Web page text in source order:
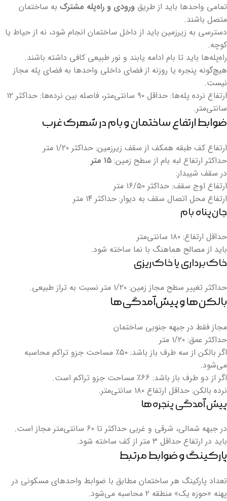
تمامی واحدها باید از طریق ورودی و راه‌پله مشترک به ساختمان
متصل باشند.
دسترسی به زیرزمین باید از داخل ساختمان انجام شود، نه از حیاط یا
کوچه.
راه‌پله‌ها باید تا بام ادامه یابند و نور طبیعی کافی داشته باشند.
هیچ‌گونه پنجره یا روزنه از فضای داخلی واحدها به فضای پله مجاز
نیست.
ارتفاع نرده پله‌ها: حداقل ۹۰ سانتی‌متر، فاصله بین نرده‌ها: حداکثر ۱۲
سانتی‌متر.
ضوابط ارتفاع ساختمان و بام در شهرک غرب
ارتفاع کف طبقه همکف از سقف زیرزمین: حداکثر ۱/۲۰ متر
حداکثر ارتفاع لبه بام از سطح زمین: ۱۵ متر
در سقف شیبدار:
ارتفاع اوج سقف: حداکثر ۱۶/۵۰ متر
ارتفاع محل اتصال سقف به دیوار: حداکثر ۱۴ متر
جان‌پناه بام
حداقل ارتفاع: ۱۸۰ سانتی‌متر
باید از مصالح هماهنگ با نما ساخته شود.
خاک‌برداری یا خاک‌ریزی
حداکثر تغییر سطح مجاز زمین: ۱/۲۰ متر نسبت به تراز طبیعی.
بالکن‌ها و پیش‌آمدگی‌ها
مجاز فقط در جبهه جنوبی ساختمان
حداکثر عمق: ۱/۲۰ متر
اگر بالکن از سه طرف باز باشد: ۵۰٪ مساحت جزو تراکم محاسبه
می‌شود.
اگر از دو طرف باز باشد: ۶۶٪ مساحت جزو تراکم است.
نرده بالکن: حداقل ارتفاع ۱۸۰ سانتی‌متر.
پیش‌آمدگی پنجره‌ها
در جبهه شمالی، شرقی و غربی حداکثر تا ۶۰ سانتی‌متر مجاز است.
باید در ارتفاع حداقل ۳ متر از کف ساخته شود.
پارکینگ و ضوابط مرتبط
تعداد پارکینگ هر ساختمان مطابق با ضوابط واحدهای مسکونی در
پهنه «حوزه یک» منطقه ۲ محاسبه می‌شود.